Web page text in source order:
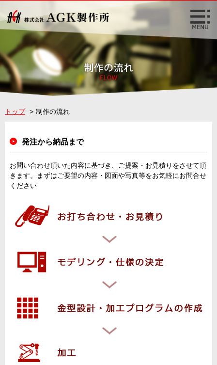
トップ 制作の流れ
発注から納品まで
お問い合わせ頂いた内容に基づき、ご提案・お見積りをさせて頂
きます。まずはご要望の内容・図面や写真等をお気軽にお問合せ
ください